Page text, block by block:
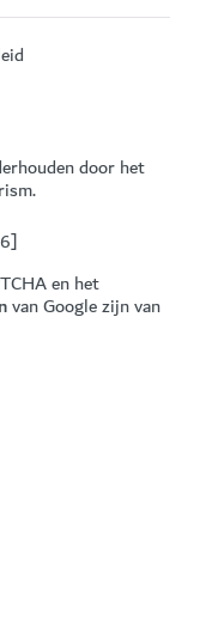
door het
en het
van Google zijn van